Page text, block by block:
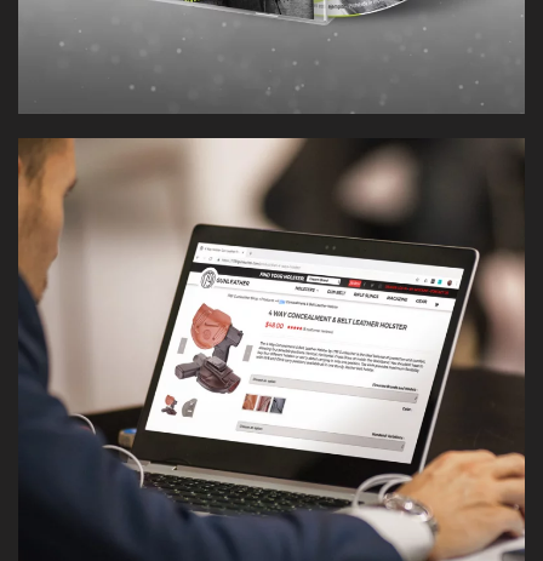
Sistema visual para una marca norteamericana de
estuches de cuero para armas — con raíz en la tradición,
el oficio artesanal y la herencia histórica
estadounidense.
[VER CASO]